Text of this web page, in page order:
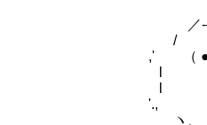
,..-''"´
／-―
/
,' （ ● ）
l ／
l （ ,、 ） l
'., ｀¨¨´
ヽ、 ＿＿